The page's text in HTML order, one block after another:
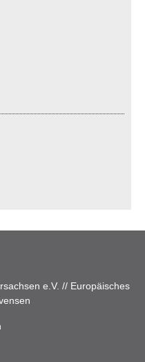
e.V. // Europäisches